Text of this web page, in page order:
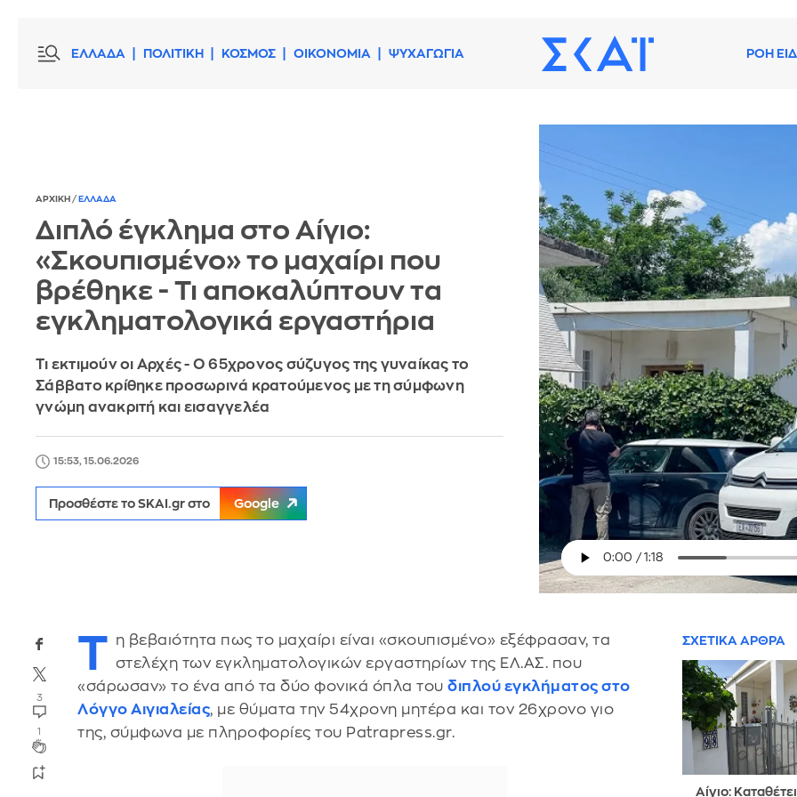
ΕΛΛΑΔΑ ΠΟΛΙΤΙΚΗ ΚΟΣΜΟΣ ΟΙΚΟΝΟΜΙΑ ΨΥΧΑΓΩΓΙΑ ΡΟΗ
ΑΡΧΙΚΗ / ΕΛΛΑΔΑ
Διπλό έγκλημα στο Αίγιο:
«Σκουπισμένο» το μαχαίρι που
βρέθηκε - Τι αποκαλύπτουν τα
εγκληματολογικά εργαστήρια
Τι εκτιμούν οι Αρχές - Ο 65χρονος σύζυγος της γυναίκας το
Σάββατο κρίθηκε προσωρινά κρατούμενος με τη σύμφωνη
γνώμη ανακριτή και εισαγγελέα
15:53, 15.06.2026
Προσθέστε το SKAI.gr στο Google
3
1
Τ η βεβαιότητα πως το μαχαίρι είναι «σκουπισμένο» εξέφρασαν, τα
στελέχη των εγκληματολογικών εργαστηρίων της ΕΛ.ΑΣ. που
«σάρωσαν» το ένα από τα δύο φονικά όπλα τουδιπλού εγκλήματος στο
Λόγγο Αιγιαλείας, με θύματα την 54χρονη μητέρα και τον 26χρονο γιο
της, σύμφωνα με πληροφορίες του Patrapress.gr.
ΣΧΕΤΙΚΑ ΑΡΘΡΑ
Αίγιο: